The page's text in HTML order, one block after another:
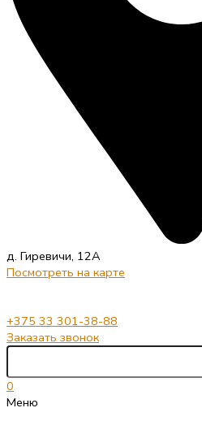
д. Гиревичи, 12А
Посмотреть на карте
+375 33 301-38-88
Заказать звонок
0
Меню